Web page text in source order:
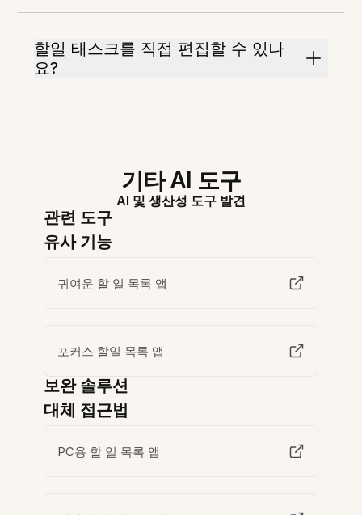
할일 태스크를 직접 편집할 수 있나
요?
기타 AI 도구
AI 및 생산성 도구 발견
관련 도구
유사 기능
귀여운 할 일 목록 앱
포커스 할일 목록 앱
보완 솔루션
대체 접근법
PC용 할 일 목록 앱